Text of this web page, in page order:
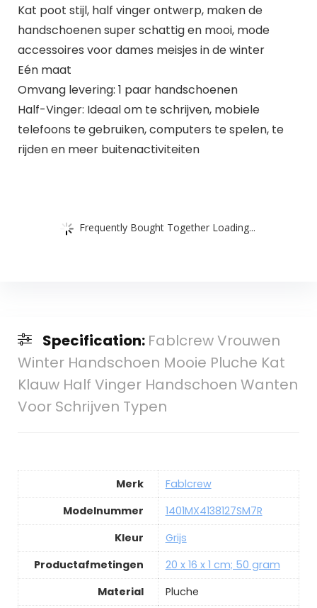
Kat poot stijl, half vinger ontwerp, maken de
handschoenen super schattig en mooi, mode
accessoires voor dames meisjes in de winter
Eén maat
Omvang levering: 1 paar handschoenen
Half-Vinger: Ideaal om te schrijven, mobiele
telefoons te gebruiken, computers te spelen, te
rijden en meer buitenactiviteiten
Frequently Bought Together Loading...
Specification: Fablcrew Vrouwen
Winter Handschoen Mooie Pluche Kat
Klauw Half Vinger Handschoen Wanten
Voor Schrijven Typen
Merk
Fablcrew
Modelnummer
1401MX4138127SM7R
Kleur
Grijs
Productafmetingen
20 x 16 x 1 cm; 50 gram
Material
Pluche